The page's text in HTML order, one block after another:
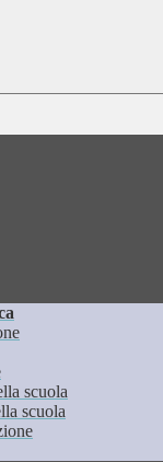
scuola
scuola